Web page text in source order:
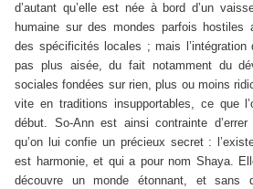
d’autant qu’elle est née à bord d’un
humaine sur des mondes parfois hostiles
des spécificités locales ; mais l’intégration
pas plus aisée, du fait notamment du
sociales fondées sur rien, plus ou moins
vite en traditions insupportables, ce que
début. So-Ann est ainsi contrainte
qu’on lui confie un précieux secret :
est harmonie, et qui a pour nom Shaya.
découvre un monde étonnant, et sans